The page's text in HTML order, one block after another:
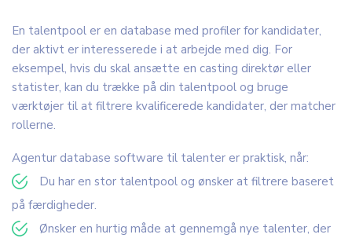
En talentpool er en database med profiler for kandidater,
der aktivt er interesserede i at arbejde med dig. For
eksempel, hvis du skal ansætte en casting direktør eller
statister, kan du trække på din talentpool og bruge
værktøjer til at filtrere kvalificerede kandidater, der matcher
rollerne.
Agentur database software til talenter er praktisk, når:
Du har en stor talentpool og ønsker at filtrere baseret
på færdigheder.
Ønsker en hurtig måde at gennemgå nye talenter, der